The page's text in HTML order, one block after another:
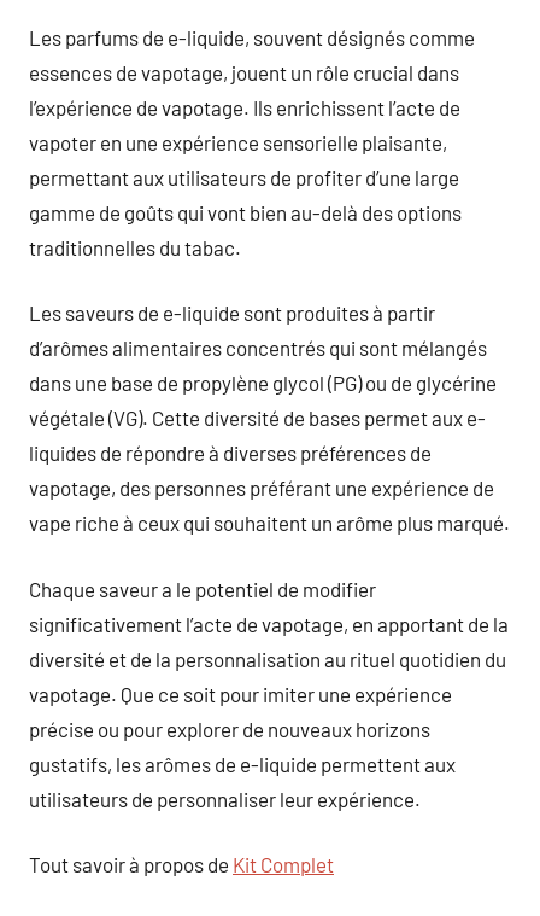
Les parfums de e-liquide, souvent désignés comme
essences de vapotage, jouent un rôle crucial dans
l’expérience de vapotage. Ils enrichissent l’acte de
vapoter en une expérience sensorielle plaisante,
permettant aux utilisateurs de profiter d’une large
gamme de goûts qui vont bien au-delà des options
traditionnelles du tabac.
Les saveurs de e-liquide sont produites à partir
d’arômes alimentaires concentrés qui sont mélangés
dans une base de propylène glycol (PG) ou de glycérine
végétale (VG). Cette diversité de bases permet aux e-
liquides de répondre à diverses préférences de
vapotage, des personnes préférant une expérience de
vape riche à ceux qui souhaitent un arôme plus marqué.
Chaque saveur a le potentiel de modifier
significativement l’acte de vapotage, en apportant de la
diversité et de la personnalisation au rituel quotidien du
vapotage. Que ce soit pour imiter une expérience
précise ou pour explorer de nouveaux horizons
gustatifs, les arômes de e-liquide permettent aux
utilisateurs de personnaliser leur expérience.
Tout savoir à propos de Kit Complet